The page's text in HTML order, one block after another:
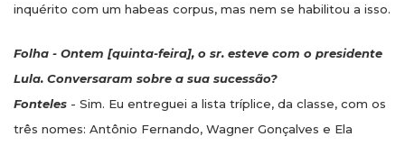
inquérito com um habeas corpus, mas nem se habilitou a isso.
Folha - Ontem [quinta-feira], o sr. esteve com o presidente
Lula. Conversaram sobre a sua sucessão?
Fonteles - Sim. Eu entreguei a lista tríplice, da classe, com os
três nomes: Antônio Fernando, Wagner Gonçalves e Ela